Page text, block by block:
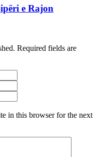
e Rajon
Required fields are
in this browser for the next